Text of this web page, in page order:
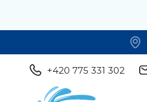
+420 775 331 302